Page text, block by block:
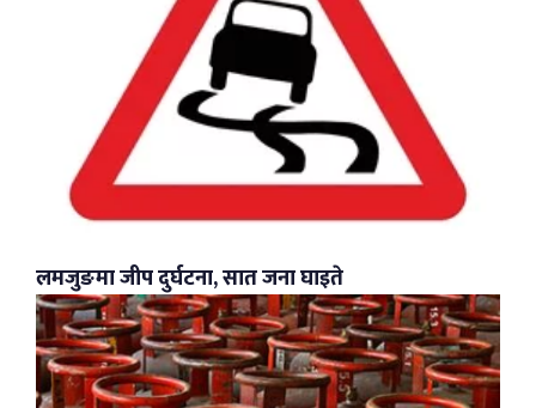
लमजुङमा जीप दुर्घटना, सात जना घाइते